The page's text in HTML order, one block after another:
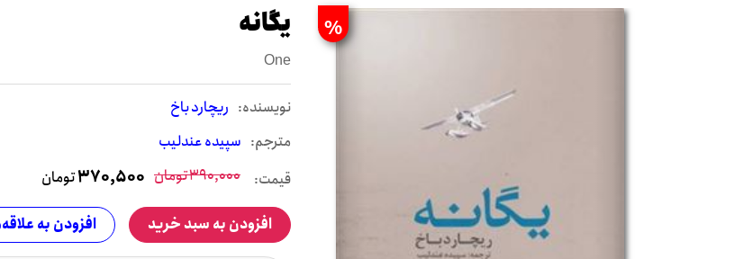
% یگانه
One
نويسنده: ریچارد باخ
مترجم: سپیده عندلیب
قیمت: 390,000تومان 370,500تومان
افزودن به سبد خرید افزودن به